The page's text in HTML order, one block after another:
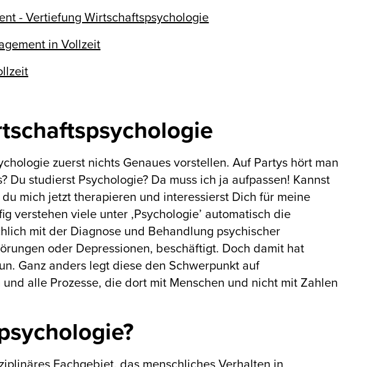
- Vertiefung Wirtschaftspsychologie
in Vollzeit
zuerst nichts Genaues vorstellen. Auf Partys hört man
Du studierst Psychologie? Da muss ich ja aufpassen! Kannst
mich jetzt therapieren und interessierst Dich für meine
verstehen viele unter ‚Psychologie’ automatisch die
mit der Diagnose und Behandlung psychischer
oder Depressionen, beschäftigt. Doch damit hat
Ganz anders legt diese den Schwerpunkt auf
alle Prozesse, die dort mit Menschen und nicht mit Zahlen